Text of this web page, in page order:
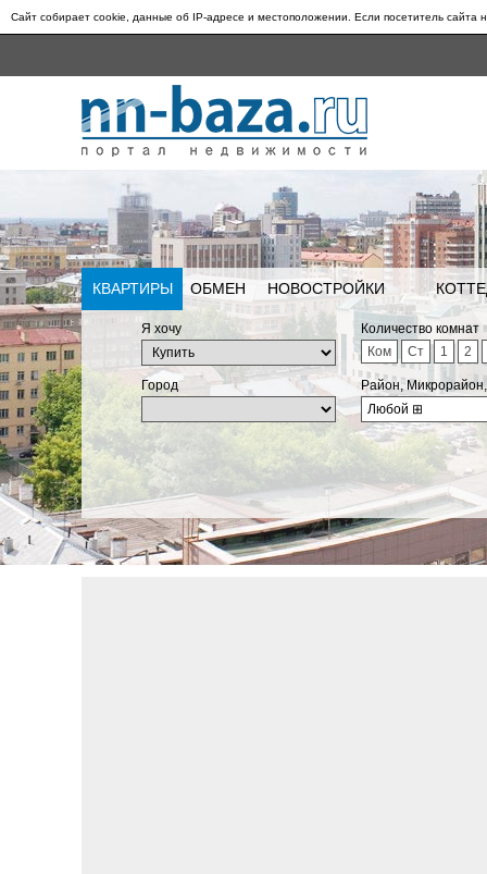
Сайт собирает cookie, данные об IP-адресе и местоположении. Если посетитель сайта
КВАРТИРЫ ОБМЕН НОВОСТРОЙКИ
Я хочу
Количество комнат
Ком
Ст 1 2
Город
Район,
Любой ⊞